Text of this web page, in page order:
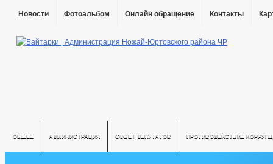
Новости Фотоальбом Онлайн обращение Контакты
ОБЩЕЕ АДМИНИСТРАЦИЯ СОВЕТ ДЕПУТАТОВ ПРОТИВОДЕЙСТВИЕ